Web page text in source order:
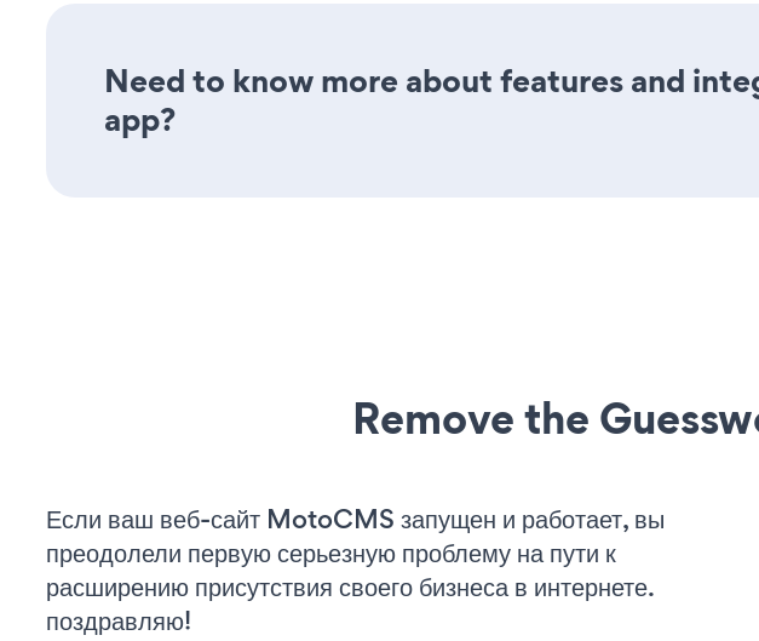
Need to know more about features and
app?
Remove the
Если ваш веб-сайт MotoCMS запущен и работает, вы
преодолели первую серьезную проблему на пути к
расширению присутствия своего бизнеса в интернете.
поздравляю!